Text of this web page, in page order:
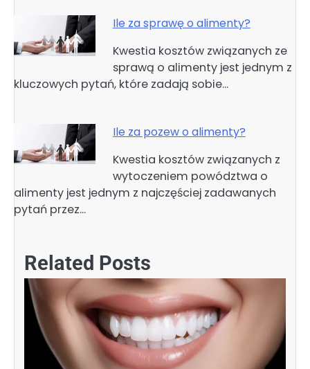
Ile za sprawę o alimenty?
Kwestia kosztów związanych ze
sprawą o alimenty jest jednym z
kluczowych pytań, które zadają sobie…
Ile za pozew o alimenty?
Kwestia kosztów związanych z
wytoczeniem powództwa o
alimenty jest jednym z najczęściej zadawanych
pytań przez…
Related Posts